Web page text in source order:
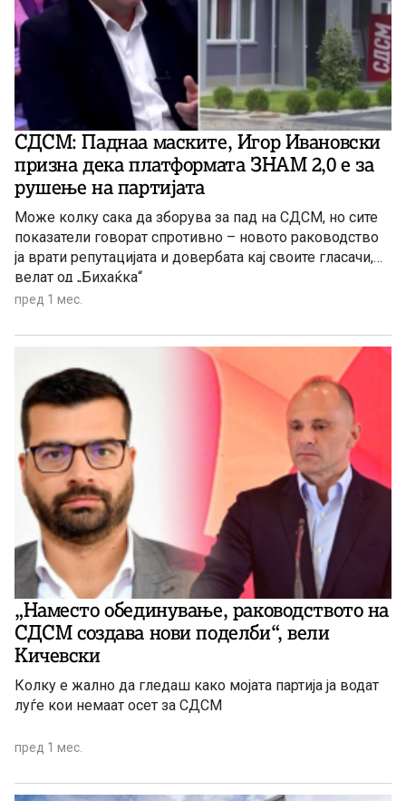
СДСМ: Паднаа маските, Игор Ивановски
призна дека платформата ЗНАМ 2,0 е за
рушење на партијата
Може колку сака да зборува за пад на СДСМ, но сите
показатели говорат спротивно – новото раководство
ја врати репутацијата и довербата кај своите гласачи,
велат од „Бихаќка“
пред 1 мес.
„Наместо обединување, раководството на
СДСМ создава нови поделби“, вели
Кичевски
Колку е жално да гледаш како мојата партија ја водат
луѓе кои немаат осет за СДСМ
пред 1 мес.